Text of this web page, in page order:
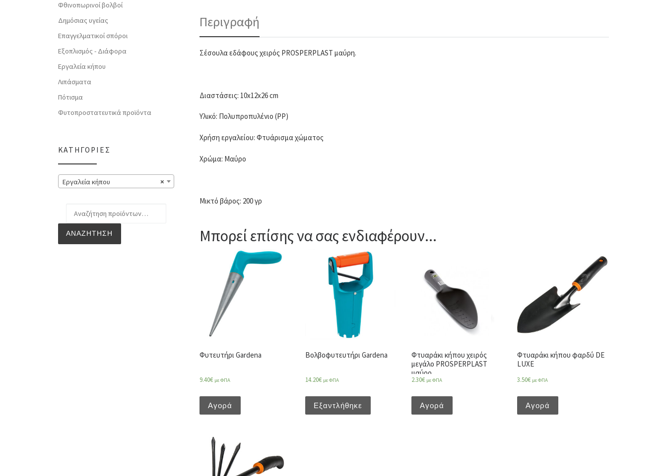
Περιγραφή
Σέσουλα εδάφους χειρός PROSPERPLAST μαύρη.
Διαστάσεις: 10x12x26 cm
Υλικό: Πολυπροπυλένιο (PP)
Χρήση εργαλείου: Φτυάρισμα χώματος
Χρώμα: Μαύρο
Μικτό βάρος: 200 γρ
Μπορεί επίσης να σας ενδιαφέρουν...
Φυτευτήρι Gardena
9.40€ με ΦΠΑ
Αγορά
Βολβοφυτευτήρι Gardena
14.20€ με ΦΠΑ
Εξαντλήθηκε
Φτυαράκι κήπου χειρός
μεγάλο PROSPERPLAST
μαύρο
2.30€ με ΦΠΑ
Αγορά
Φτυαράκι κήπου φαρδύ DE
LUXE
3.50€ με ΦΠΑ
Αγορά
Φθινοπωρινοί βολβοί
Δημόσιας υγείας
Επαγγελματικοί σπόροι
Εξοπλισμός - Διάφορα
Εργαλεία κήπου
Λιπάσματα
Πότισμα
Φυτοπροστατευτικά προϊόντα
ΚΑΤΗΓΟΡΊΕΣ
×
Εργαλεία κήπου
ΑΝΑΖΉΤΗΣΗ